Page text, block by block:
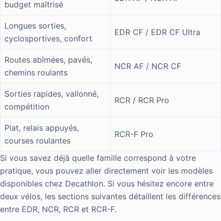
budget maîtrisé
Longues sorties,
cyclosportives, confort
EDR CF / EDR CF Ultra
Routes abîmées, pavés,
chemins roulants
NCR AF / NCR CF
Sorties rapides, vallonné,
compétition
RCR / RCR Pro
Plat, relais appuyés,
courses roulantes
RCR-F Pro
Si vous savez déjà quelle famille correspond à votre
pratique, vous pouvez aller directement voir les modèles
disponibles chez Decathlon. Si vous hésitez encore entre
deux vélos, les sections suivantes détaillent les différences
entre EDR, NCR, RCR et RCR-F.